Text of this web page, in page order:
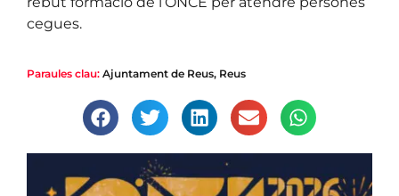
cegues.
Paraules clau: Ajuntament de Reus, Reus